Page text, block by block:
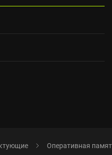
Оперативная